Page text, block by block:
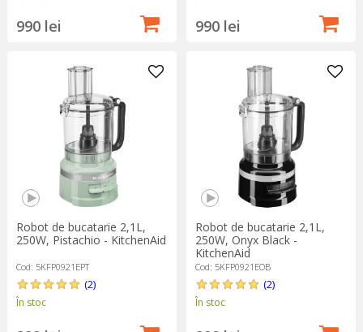
990 lei 990 lei
Robot de bucatarie 2,1L,
250W, Pistachio - KitchenAid
Cod: 5KFP0921EPT
(2)
În stoc
Robot de bucatarie 2,1L,
250W, Onyx Black -
KitchenAid
Cod: 5KFP0921EOB
(2)
În stoc